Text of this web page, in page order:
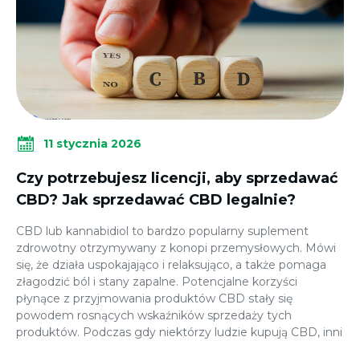
11 stycznia 2026
Czy potrzebujesz licencji, aby sprzedawać
CBD? Jak sprzedawać CBD legalnie?
CBD lub kannabidiol to bardzo popularny suplement
zdrowotny otrzymywany z konopi przemysłowych. Mówi
się, że działa uspokajająco i relaksująco, a także pomaga
złagodzić ból i stany zapalne. Potencjalne korzyści
płynące z przyjmowania produktów CBD stały się
powodem rosnących wskaźników sprzedaży tych
produktów. Podczas gdy niektórzy ludzie kupują CBD, inni